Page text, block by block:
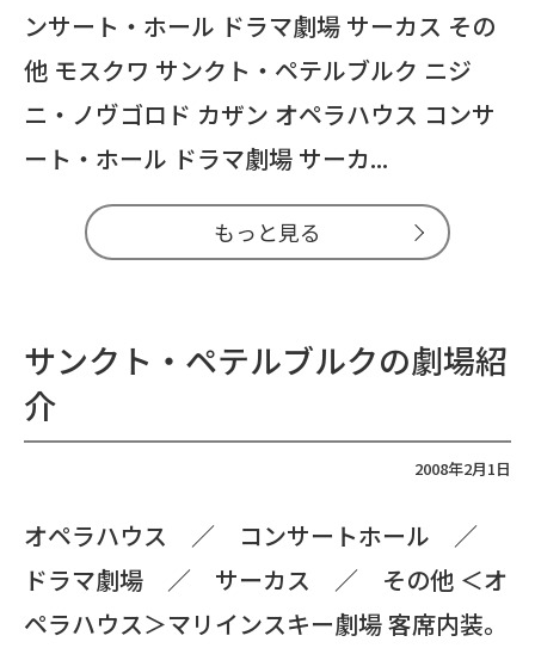
ンサート・ホール ドラマ劇場 サーカス その
他 モスクワ サンクト・ペテルブルク ニジ
ニ・ノヴゴロド カザン オペラハウス コンサ
ート・ホール ドラマ劇場 サーカ...
もっと見る
サンクト・ペテルブルクの劇場紹
介
2008年2月1日
オペラハウス ／ コンサートホール ／
ドラマ劇場 ／ サーカス ／ その他 ＜オ
ペラハウス＞マリインスキー劇場 客席内装。